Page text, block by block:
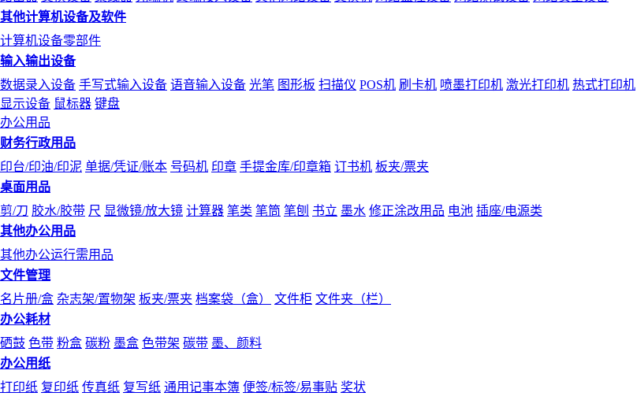
其他计算机设备及软件
计算机设备零部件
输入输出设备
数据录入设备 手写式输入设备 语音输入设备 光笔 图形板 扫描仪 POS机 刷卡机 喷墨打印机 激光打印机 热式打印机
显示设备 鼠标器 键盘
办公用品
财务行政用品
印台/印油/印泥 单据/凭证/账本 号码机 印章 手提金库/印章箱 订书机 板夹/票夹
桌面用品
剪/刀 胶水/胶带 尺 显微镜/放大镜 计算器 笔类 笔筒 笔刨 书立 墨水 修正涂改用品 电池 插座/电源类
其他办公用品
其他办公运行需用品
文件管理
名片册/盒 杂志架/置物架 板夹/票夹 档案袋（盒） 文件柜 文件夹（栏）
办公耗材
硒鼓 色带 粉盒 碳粉 墨盒 色带架 碳带 墨、颜料
办公用纸
打印纸 复印纸 传真纸 复写纸 通用记事本簿 便签/标签/易事贴 奖状